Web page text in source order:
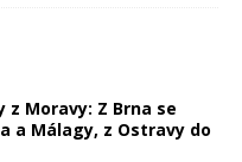
Moravy: Z Brna se
a Málagy, z Ostravy do